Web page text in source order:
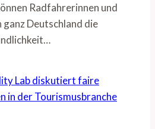
Radfahrerinnen und
ganz Deutschland die